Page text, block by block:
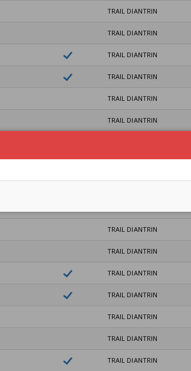
TRAIL DIANTRIN
TRAIL DIANTRIN
TRAIL DIANTRIN
TRAIL DIANTRIN
TRAIL DIANTRIN
TRAIL DIANTRIN
TRAIL DIANTRIN
TRAIL DIANTRIN
TRAIL DIANTRIN
TRAIL DIANTRIN
TRAIL DIANTRIN
TRAIL DIANTRIN
TRAIL DIANTRIN